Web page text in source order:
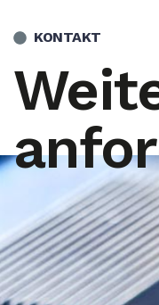
KONTAKT